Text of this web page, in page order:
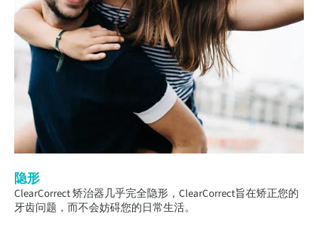
隐形
ClearCorrect 矫治器几乎完全隐形，ClearCorrect旨在矫正您的
牙齿问题，而不会妨碍您的日常生活。